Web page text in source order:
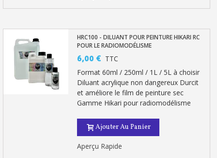
HRC100 - DILUANT POUR PEINTURE HIKARI RC
POUR LE RADIOMODÉLISME
6,00 € TTC
Format 60ml / 250ml / 1L / 5L à choisir
Diluant acrylique non dangereux Durcit
et améliore le film de peinture sec
Gamme Hikari pour radiomodélisme
Ajouter Au Panier
Aperçu Rapide